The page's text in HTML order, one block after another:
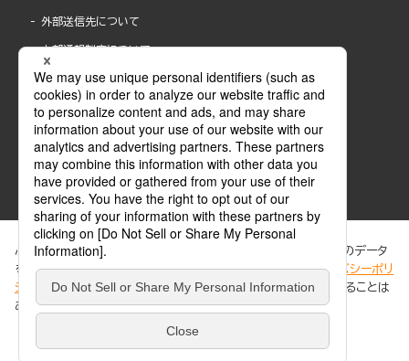
外部送信先について
内部通報制度について
ABJマークは、この電子書店・電子書籍配信サービスが、著作権者からコンテンツ使用許諾を
得た正規版配信サービスであることを示す登録商標(登録番号 第6091713号)です。
ABJマークの詳細、ABJマークを掲示しているサービスの一覧はこちら。
ぶんか社が運営するサイトでは、利便性向上のためにCookie等のデータ
を使用しています。 当社のCookieについての詳細は、「プライバシーポリ
シー
」をご覧ください。当サイトでは、訪問者の個人情報を追跡することは
ありません。